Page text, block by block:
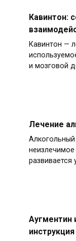
Кавинтон:
Кавинтон —
и мозговой
Лечение
развивается
Аугментин